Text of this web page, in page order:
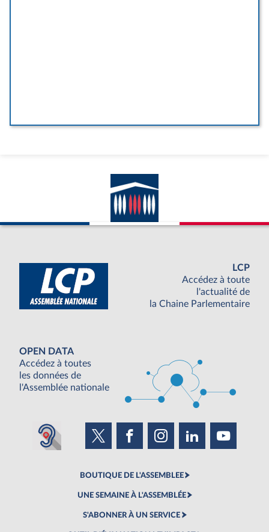
LCP
Accédez à toute
l'actualité de
la Chaine Parlementaire
OPEN DATA
Accédez à toutes
les données de
l'Assemblée nationale
BOUTIQUE DE L'ASSEMBLEE
UNE SEMAINE À L'ASSEMBLÉE
S'ABONNER À UN SERVICE